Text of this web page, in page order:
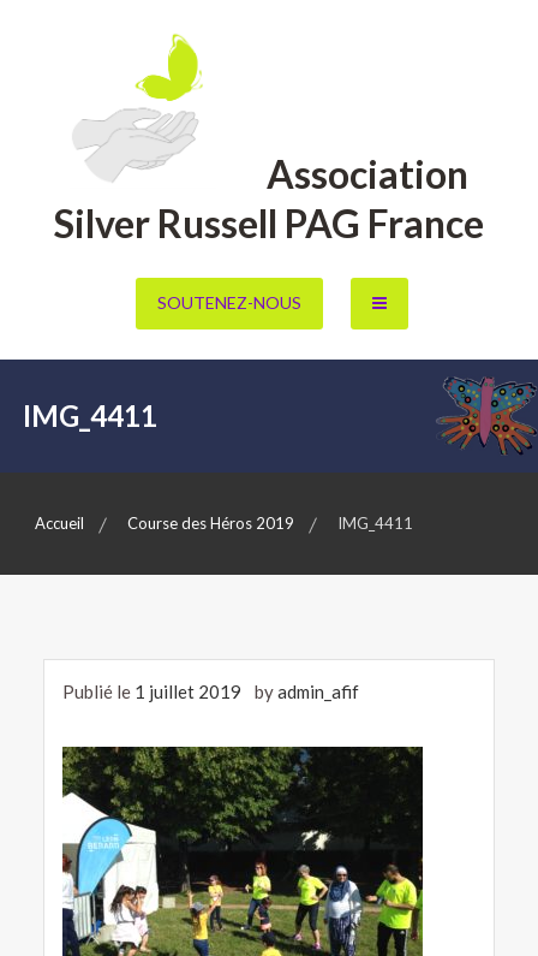
Association
Silver Russell PAG France
SOUTENEZ-NOUS
IMG_4411
Accueil Course des Héros 2019 IMG_4411
Publié le 1 juillet 2019 byadmin_afif